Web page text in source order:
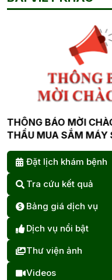
MỜI CHÀO GIÁ GÓI
MÁY SIÊU ÂM
VIỆN ĐA KHOA
Đặt lịch khám bệnh
Tra cứu kết quả
Bảng giá dịch vụ
Dịch vụ nổi bật
Thư viện ảnh
Videos